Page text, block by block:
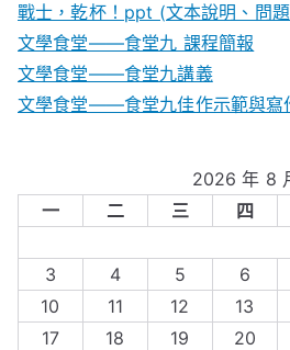
戰士，乾杯！ppt (文本說明、問
文學食堂——食堂九 課程簡報
文學食堂――食堂九講義
文學食堂——食堂九佳作示範與寫
2026 年 8
一
二 三 四
3
4 5 6
10
11 12 13
17
18 19 20